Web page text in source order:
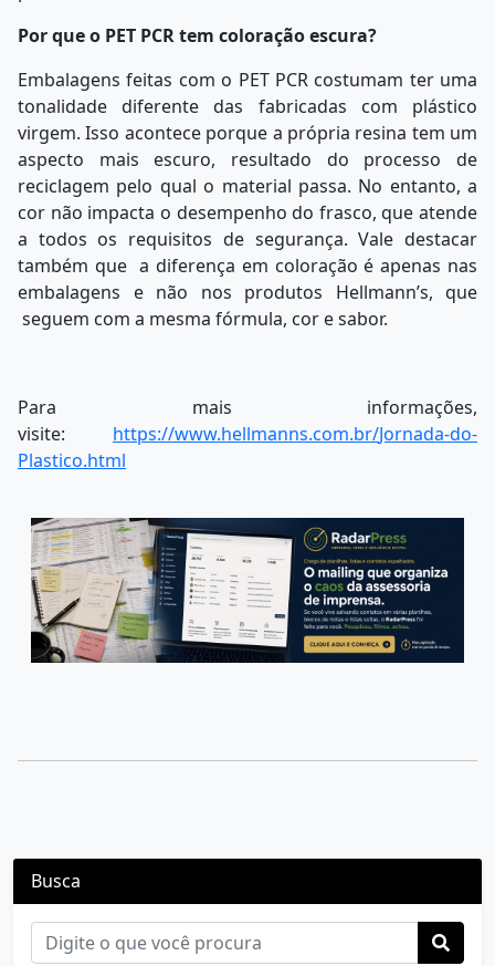
Por que o PET PCR tem coloração escura?
Embalagens feitas com o PET PCR costumam ter uma
tonalidade diferente das fabricadas com plástico
virgem. Isso acontece porque a própria resina tem um
aspecto mais escuro, resultado do processo de
reciclagem pelo qual o material passa. No entanto, a
cor não impacta o desempenho do frasco, que atende
a todos os requisitos de segurança. Vale destacar
também que a diferença em coloração é apenas nas
embalagens e não nos produtos Hellmann’s, que
seguem com a mesma fórmula, cor e sabor.
Para mais informações,
visite: https://www.hellmanns.com.br/Jornada-do-
Plastico.html
Busca